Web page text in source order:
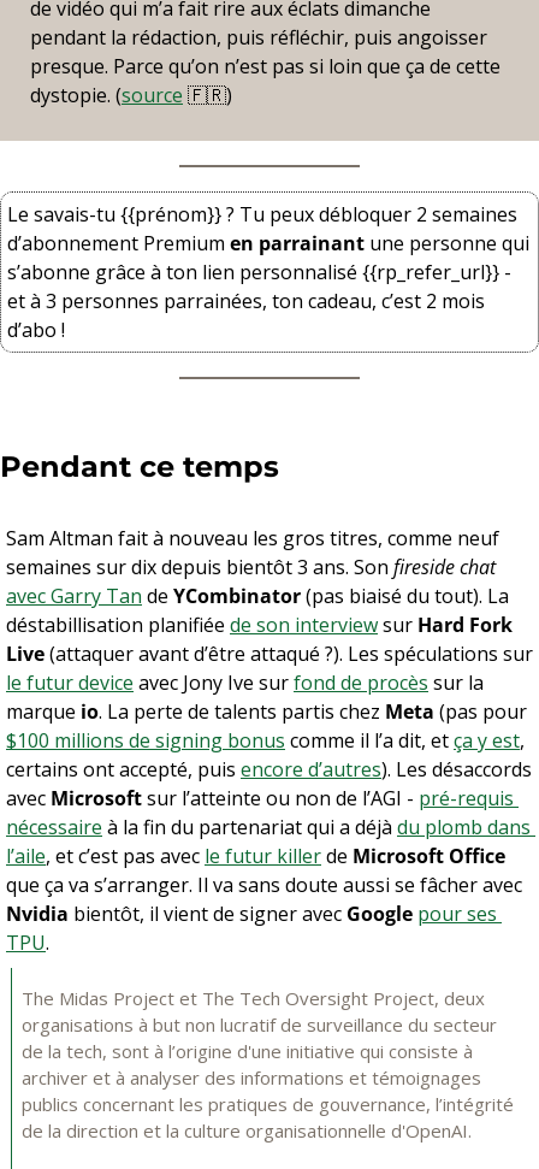
de vidéo qui m’a fait rire aux éclats dimanche
pendant la rédaction, puis réfléchir, puis angoisser
presque. Parce qu’on n’est pas si loin que ça de cette
dystopie. (source 🇫🇷)
Le savais-tu {{prénom}} ? Tu peux débloquer 2 semaines
d’abonnement Premium en parrainant une personne qui
s’abonne grâce à ton lien personnalisé {{rp_refer_url}} -
et à 3 personnes parrainées, ton cadeau, c’est 2 mois
d’abo !
Pendant ce temps
Sam Altman fait à nouveau les gros titres, comme neuf
semaines sur dix depuis bientôt 3 ans. Son fireside chat
avec Garry Tan de YCombinator (pas biaisé du tout). La
déstabillisation planifiée de son interview sur Hard Fork
Live
le futur device avec Jony Ive sur fond de procès sur la
marque io. La perte de talents partis chez Meta
$100 millions de signing bonus comme il l’a dit, et ça y est,
certains ont accepté, puis encore d’autres). Les désaccords
avec Microsoft sur l’atteinte ou non de l’AGI - pré-requis
nécessaire à la fin du partenariat qui a déjà du plomb dans
l’aile, et c’est pas avec le futur killer de Microsoft Office
Nvidia bientôt, il vient de signer avec Google pour ses
TPU.
The Midas Project et The Tech Oversight Project, deux
organisations à but non lucratif de surveillance du secteur
de la tech, sont à l’origine d'une initiative qui consiste à
archiver et à analyser des informations et témoignages
publics concernant les pratiques de gouvernance, l’intégrité
de la direction et la culture organisationnelle d'OpenAI.